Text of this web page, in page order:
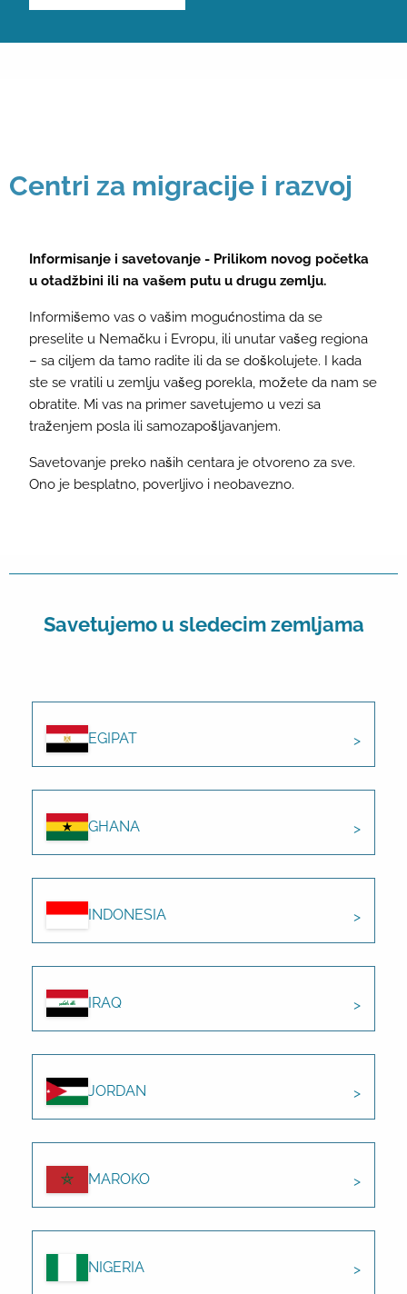
Centri za migracije i razvoj
Informisanje i savetovanje - Prilikom novog početka
u otadžbini ili na vašem putu u drugu zemlju.
Informišemo vas o vašim mogućnostima da se
preselite u Nemačku i Evropu, ili unutar vašeg regiona
– sa ciljem da tamo radite ili da se doškolujete. I kada
ste se vratili u zemlju vašeg porekla, možete da nam se
obratite. Mi vas na primer savetujemo u vezi sa
traženjem posla ili samozapošljavanjem.
Savetovanje preko naših centara je otvoreno za sve.
Ono je besplatno, poverljivo i neobavezno.
Savetujemo u sledecim zemljama
EGIPAT
GHANA
INDONESIA
IRAQ
JORDAN
MAROKO
NIGERIA